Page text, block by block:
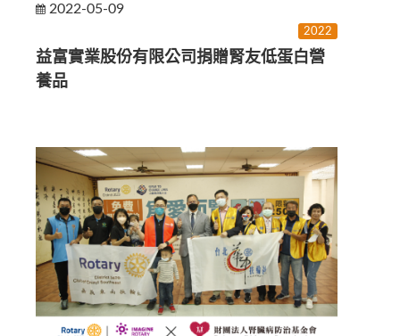
2022-05-09
2022
益富實業股份有限公司捐贈腎友低蛋白營
養品